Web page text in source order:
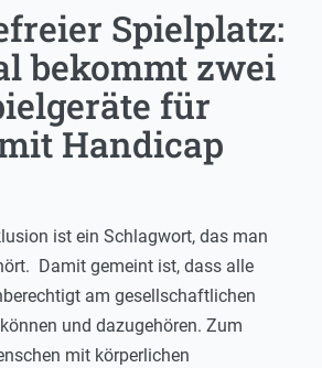
Spielplatz:
bekommt zwei
für
Handicap
ist ein Schlagwort, das man
Damit gemeint ist, dass alle
am gesellschaftlichen
und dazugehören. Zum
mit körperlichen